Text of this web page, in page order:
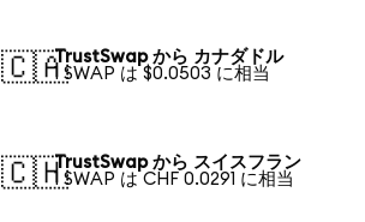
🇨🇦TrustSwap から カナダドル
1 SWAP は $0.0503 に相当
🇨🇭TrustSwap から スイスフラン
1 SWAP は CHF 0.0291 に相当